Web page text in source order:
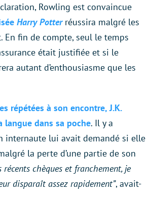
Rowling est convaincue
Harry Potterréussira malgré les
En fin de compte, seul le temps
était justifiée et si le
autant d’enthousiasme que les
répétées à son encontre, J.K.
langue dans sa poche. Il y a
internaute lui avait demandé si elle
la perte d’une partie de son
récents chèques et franchement, je
disparaît assez rapidement”, avait-